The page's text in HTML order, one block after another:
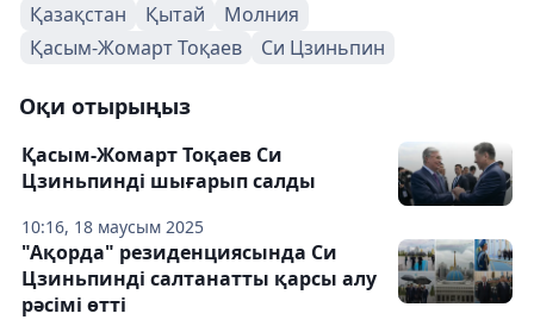
Қазақстан Қытай
Молния
Қасым-Жомарт Тоқаев
Си Цзиньпин
Оқи отырыңыз
10:16, 18 маусым 2025
Қасым-Жомарт Тоқаев Си
Цзиньпинді шығарып салды
"Ақорда" резиденциясында Си
Цзиньпинді салтанатты қарсы алу
рәсімі өтті